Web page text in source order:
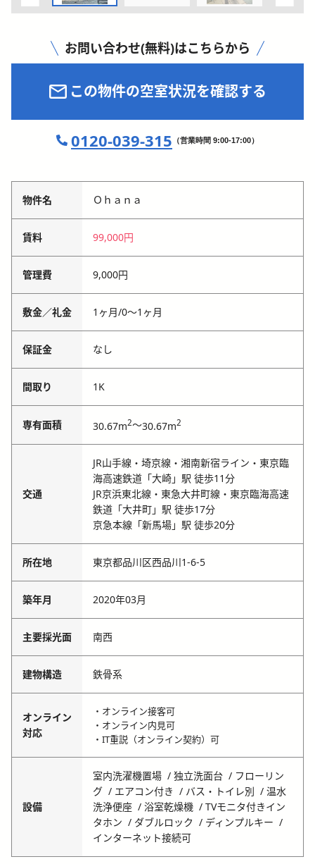
お問い合わせ(無料)はこちらから
この物件の空室状況を確認する
0120-039-315 （営業時間 9:00-17:00）
物件名 Ｏｈａｎａ
賃料 99,000円
管理費 9,000円
敷金／礼金 1ヶ月/0〜1ヶ月
保証金 なし
間取り 1K
専有面積 30.67m2～30.67m2
交通
JR山手線・埼京線・湘南新宿ライン・東京臨
海高速鉄道「大崎」駅 徒歩11分
JR京浜東北線・東急大井町線・東京臨海高速
鉄道「大井町」駅 徒歩17分
京急本線「新馬場」駅 徒歩20分
所在地 東京都品川区西品川1-6-5
築年月 2020年03月
主要採光面 南西
建物構造 鉄骨系
オンライン
対応
・オンライン接客可
・オンライン内見可
・IT重説（オンライン契約）可
設備
室内洗濯機置場 独立洗面台
フローリン
グ
エアコン付き バス・トイレ別
温水
洗浄便座
浴室乾燥機
TVモニタ付きイン
タホン
ダブルロック
ディンプルキー
インターネット接続可